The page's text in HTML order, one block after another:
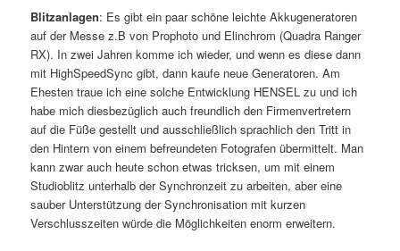
Blitzanlagen: Es gibt ein paar schöne leichte Akkugeneratoren
auf der Messe z.B von Prophoto und Elinchrom (Quadra Ranger
RX). In zwei Jahren komme ich wieder, und wenn es diese dann
mit HighSpeedSync gibt, dann kaufe neue Generatoren. Am
Ehesten traue ich eine solche Entwicklung HENSEL zu und ich
habe mich diesbezüglich auch freundlich den Firmenvertretern
auf die Füße gestellt und ausschließlich sprachlich den Tritt in
den Hintern von einem befreundeten Fotografen übermittelt. Man
kann zwar auch heute schon etwas tricksen, um mit einem
Studioblitz unterhalb der Synchronzeit zu arbeiten, aber eine
sauber Unterstützung der Synchronisation mit kurzen
Verschlusszeiten würde die Möglichkeiten enorm erweitern.